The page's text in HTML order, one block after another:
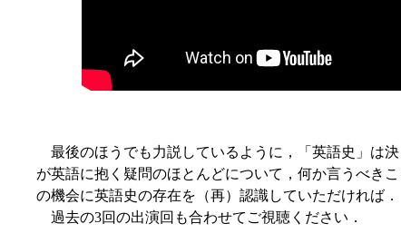
最後のほうでも力説しているように，「英語史」は
が英語に抱く疑問のほとんどについて，何か言うべき
の機会に英語史の存在を（再）認識していただければ．
過去の3回の出演回も合わせてご視聴ください．